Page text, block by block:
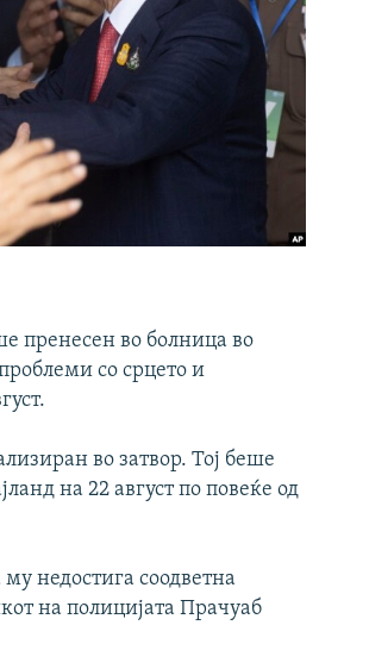
пренесен во болница во
со срцето и
во затвор. Тој беше
на 22 август по повеќе од
недостига соодветна
на полицијата Прачуаб